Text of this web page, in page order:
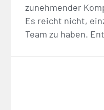
zunehmender
Es reicht nicht,
Team zu haben.